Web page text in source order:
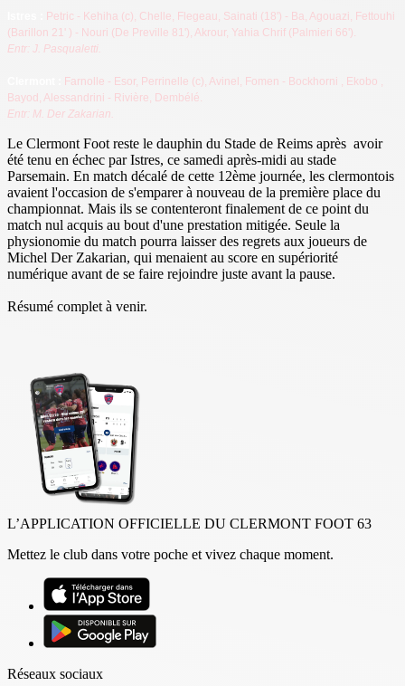
Petric - Kehiha (c), Chelle, Flegeau, Sainati (18') - Ba, Agouazi, Fettouhi
(Barillon 21' ) - Nouri (De Preville 81'), Akrour, Yahia Chrif (Palmieri 66').
Entr: J. Pasqualetti.
Farnolle - Esor, Perrinelle (c), Avinel, Fomen - Bockhorni , Ekobo ,
Bayod, Alessandrini - Rivière, Dembélé.
Entr: M. Der Zakarian.
Le Clermont Foot reste le dauphin du Stade de Reims après avoir
été tenu en échec par Istres, ce samedi après-midi au stade
Parsemain. En match décalé de cette 12ème journée, les clermontois
avaient l'occasion de s'emparer à nouveau de la première place du
championnat. Mais ils se contenteront finalement de ce point du
match nul acquis au bout d'une prestation mitigée. Seule la
physionomie du match pourra laisser des regrets aux joueurs de
Michel Der Zakarian, qui menaient au score en supériorité
numérique avant de se faire rejoindre juste avant la pause.
Résumé complet à venir.
L’APPLICATION OFFICIELLE DU CLERMONT FOOT 63
Mettez le club dans votre poche et vivez chaque moment.
Réseaux sociaux